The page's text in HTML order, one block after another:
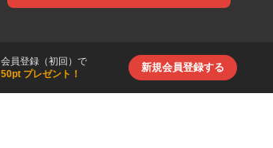
会員登録（初回）で
50pt プレゼント！
新規会員登録する